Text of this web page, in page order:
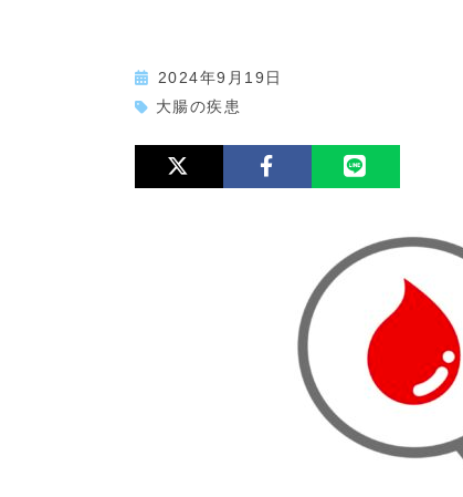
2024年9月19日
大腸の疾患